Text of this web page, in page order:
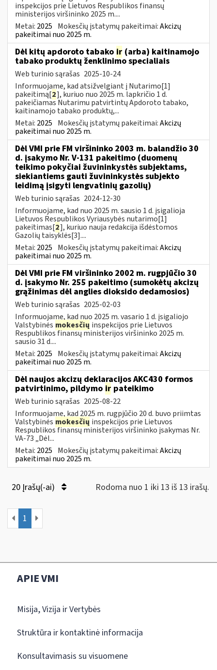
inspekcijos prie Lietuvos Respublikos finansų
ministerijos viršininko 2025 m....
Metai: 2025 Mokesčių įstatymų pakeitimai:Akcizų
pakeitimai nuo 2025 m.
Dėl kitų apdoroto tabako ir (arba) kaitinamojo
tabako produktų ženklinimo specialiais
Web turinio sąrašas 2025-10-24
Informuojame, kad atsižvelgiant į Nutarimo[1]
pakeitimą[2], kuriuo nuo 2025 m. lapkričio 1 d.
pakeičiamas Nutarimu patvirtintų Apdoroto tabako,
kaitinamojo tabako produktų,...
Metai: 2025 Mokesčių įstatymų pakeitimai:Akcizų
pakeitimai nuo 2025 m.
Dėl VMI prie FM viršininko 2003 m. balandžio 30
d. įsakymo Nr. V-131 pakeitimo (duomenų
teikimo pokyčiai žuvininkystės subjektams,
siekiantiems gauti žuvininkystės subjekto
leidimą įsigyti lengvatinių gazolių)
Web turinio sąrašas 2024-12-30
Informuojame, kad nuo 2025 m. sausio 1 d. įsigalioja
Lietuvos Respublikos Vyriausybės nutarimo[1]
pakeitimas[2], kuriuo nauja redakcija išdėstomos
Gazolių taisyklės[3]....
Metai: 2025 Mokesčių įstatymų pakeitimai:Akcizų
pakeitimai nuo 2025 m.
Dėl VMI prie FM viršininko 2002 m. rugpjūčio 30
d. įsakymo Nr. 255 pakeitimo (sumokėtų akcizų
grąžinimas dėl anglies dioksido dedamosios)
Web turinio sąrašas 2025-02-03
Informuojame, kad nuo 2025 m. vasario 1 d. įsigaliojo
Valstybinės mokesčių inspekcijos prie Lietuvos
Respublikos finansų ministerijos viršininko 2025 m.
sausio 31 d....
Metai: 2025 Mokesčių įstatymų pakeitimai:Akcizų
pakeitimai nuo 2025 m.
Dėl naujos akcizų deklaracijos AKC430 formos
patvirtinimo, pildymo ir pateikimo
Web turinio sąrašas 2025-08-22
Informuojame, kad 2025 m. rugpjūčio 20 d. buvo priimtas
Valstybinės mokesčių inspekcijos prie Lietuvos
Respublikos finansų ministerijos viršininko įsakymas Nr.
VA-73 „Dėl...
Metai: 2025 Mokesčių įstatymų pakeitimai:Akcizų
pakeitimai nuo 2025 m.
20 Įrašų(-ai) Rodoma nuo 1 iki 13 iš 13 irašų.
1
APIE VMI
Misija, Vizija ir Vertybės
Struktūra ir kontaktinė informacija
Konsultavimasis su visuomene